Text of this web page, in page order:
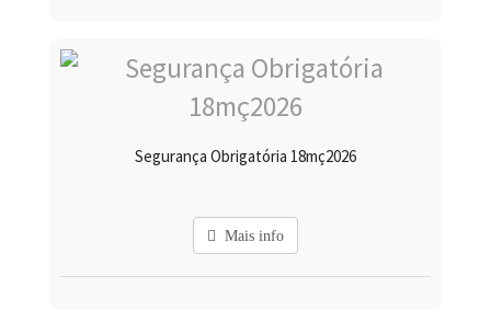
Segurança Obrigatória 18mç2026
Mais info